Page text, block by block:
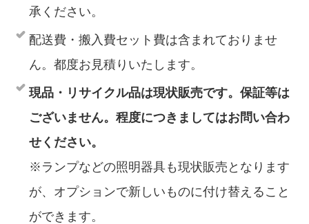
承ください。
配送費・搬入費セット費は含まれておりませ
ん。都度お見積りいたします。
現品・リサイクル品は現状販売です。保証等は
ございません。程度につきましてはお問い合わ
せください。
※ランプなどの照明器具も現状販売となります
が、オプションで新しいものに付け替えること
ができます。